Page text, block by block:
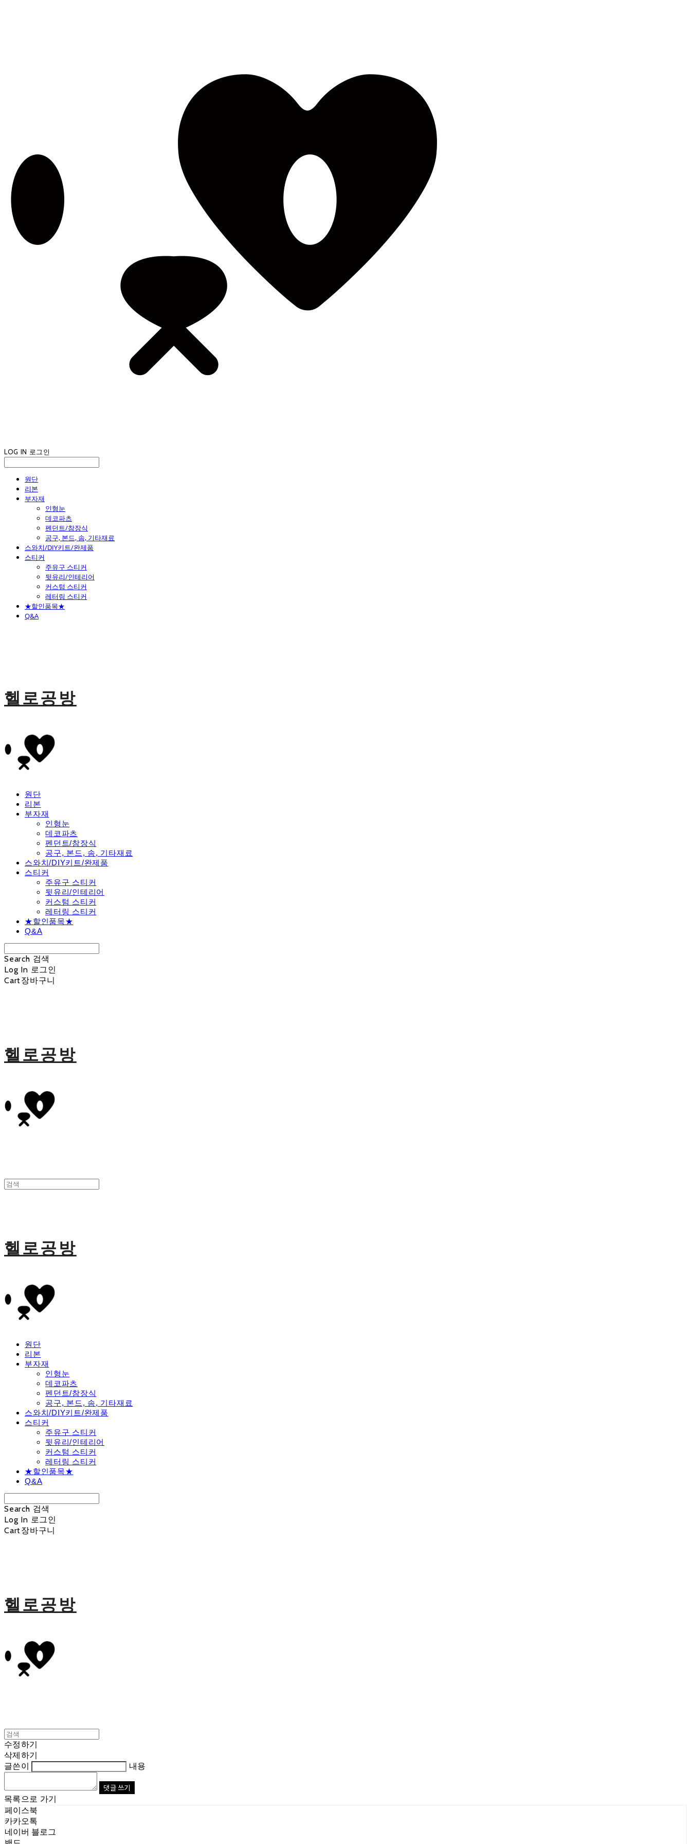
LOG IN 로그인
원단
리본
부자재
인형눈
데코파츠
펜던트/참장식
공구, 본드, 솜, 기타재료
스와치/DIY키트/완제품
스티커
주유구 스티커
뒷유리/인테리어
커스텀 스티커
레터링 스티커
★할인품목★
Q&A
헬로공방
원단
리본
부자재
인형눈
데코파츠
펜던트/참장식
공구, 본드, 솜, 기타재료
스와치/DIY키트/완제품
스티커
주유구 스티커
뒷유리/인테리어
커스텀 스티커
레터링 스티커
★할인품목★
Q&A
Search 검색
Log In 로그인
Cart장바구니
헬로공방
헬로공방
원단
리본
부자재
인형눈
데코파츠
펜던트/참장식
공구, 본드, 솜, 기타재료
스와치/DIY키트/완제품
스티커
주유구 스티커
뒷유리/인테리어
커스텀 스티커
레터링 스티커
★할인품목★
Q&A
Search 검색
Log In 로그인
Cart장바구니
헬로공방
수정하기
삭제하기
글쓴이
내용
댓글 쓰기
목록으로 가기
페이스북
카카오톡
네이버 블로그